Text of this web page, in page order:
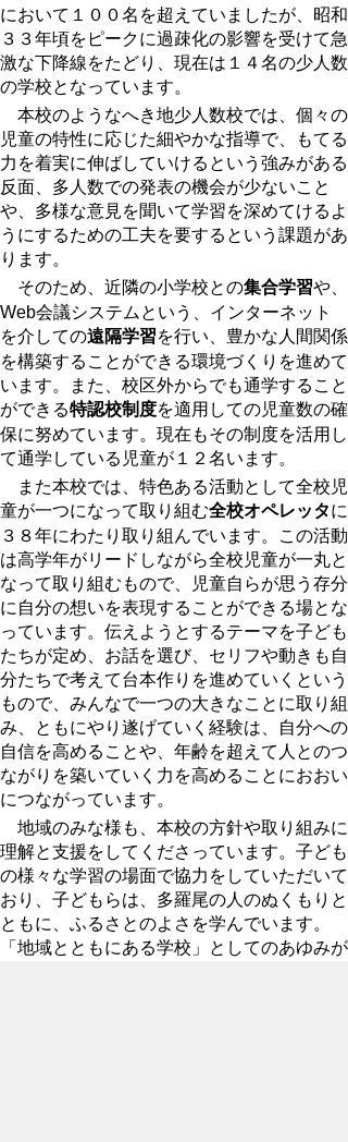
において１００名を超えていましたが、昭和
３３年頃をピークに過疎化の影響を受けて急
激な下降線をたどり、現在は１４名の少人数
の学校となっています。
本校のようなへき地少人数校では、個々の
児童の特性に応じた細やかな指導で、もてる
力を着実に伸ばしていけるという強みがある
反面、多人数での発表の機会が少ないこと
や、多様な意見を聞いて学習を深めてけるよ
うにするための工夫を要するという課題があ
ります。
そのため、近隣の小学校との集合学習や、
Web会議システムという、インターネット
を介しての遠隔学習を行い、豊かな人間関係
を構築することができる環境づくりを進めて
います。また、校区外からでも通学すること
ができる特認校制度を適用しての児童数の確
保に努めています。現在もその制度を活用し
て通学している児童が１２名います。
また本校では、特色ある活動として全校児
童が一つになって取り組む全校オペレッタに
３８年にわたり取り組んでいます。この活動
は高学年がリードしながら全校児童が一丸と
なって取り組むもので、児童自らが思う存分
に自分の想いを表現することができる場とな
っています。伝えようとするテーマを子ども
たちが定め、お話を選び、セリフや動きも自
分たちで考えて台本作りを進めていくという
もので、みんなで一つの大きなことに取り組
み、ともにやり遂げていく経験は、自分への
自信を高めることや、年齢を超えて人とのつ
ながりを築いていく力を高めることにおおい
につながっています。
地域のみな様も、本校の方針や取り組みに
理解と支援をしてくださっています。子ども
の様々な学習の場面で協力をしていただいて
おり、子どもらは、多羅尾の人のぬくもりと
ともに、ふるさとのよさを学んでいます。
「地域とともにある学校」としてのあゆみが